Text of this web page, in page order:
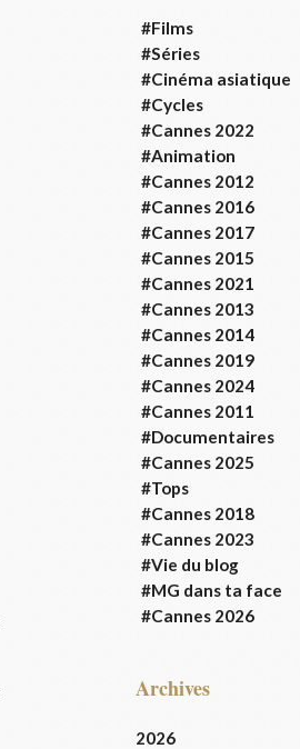
#Films
#Séries
#Cinéma asiatique
#Cycles
#Cannes 2022
#Animation
#Cannes 2012
#Cannes 2016
#Cannes 2017
#Cannes 2015
#Cannes 2021
#Cannes 2013
#Cannes 2014
#Cannes 2019
#Cannes 2024
#Cannes 2011
#Documentaires
#Cannes 2025
#Tops
#Cannes 2018
#Cannes 2023
#Vie du blog
#MG dans ta face
#Cannes 2026
Archives
2026